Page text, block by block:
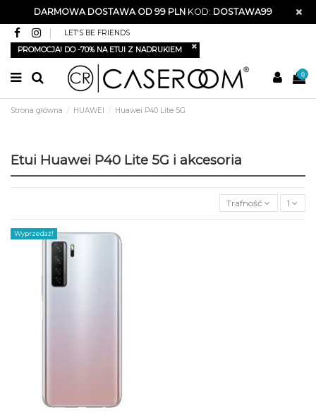
DARMOWA DOSTAWA OD 99 PLNKOD: DOSTAWA99
LET'S BE FRIENDS
PROMOCJA! DO -70% NA ETUI Z NADRUKIEM
0
Strona główna HUAWEI Huawei P40 Lite 5G
Etui Huawei P40 Lite 5G i akcesoria
Trafność 1
Wyprzedaż!